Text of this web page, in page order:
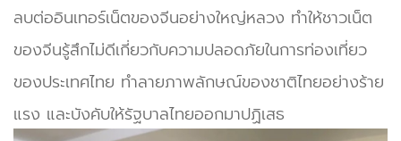
ลบต่ออินเทอร์เน็ตของจีนอย่างใหญ่หลวง ทำให้ชาวเน็ต
ของจีนรู้สึกไม่ดีเกี่ยวกับความปลอดภัยในการท่องเที่ยว
ของประเทศไทย ทำลายภาพลักษณ์ของชาติไทยอย่างร้าย
แรง และบังคับให้รัฐบาลไทยออกมาปฏิเสธ